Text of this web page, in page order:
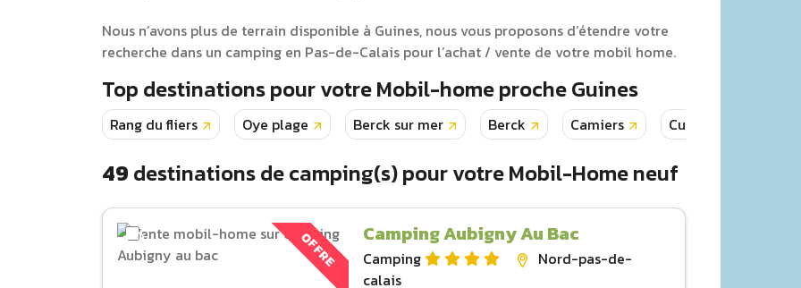
Nous n’avons plus de terrain disponible à Guines, nous vous proposons d’étendre votre
recherche dans un camping en Pas-de-Calais pour l’achat / vente de votre mobil home.
Top destinations pour votre Mobil-home proche Guines
Rang du fliers Oye plage Berck sur mer Berck Camiers Cucq
49 destinations de camping(s) pour votre Mobil-Home neuf
OFFRE Camping Aubigny Au Bac
Camping
Nord-pas-de-
calais